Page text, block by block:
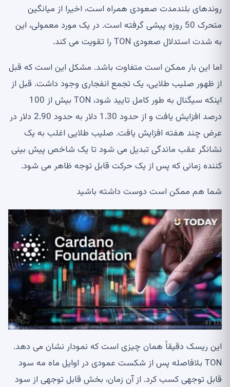
روندهای بلندمدت صعودی همراه است، اخیرا از میانگین
متحرک 50 روزه پیشی گرفته است. در یک مورد معمولی، این
به شدت استدلال صعودی TON را تقویت می کند.
اما این بار ممکن است متفاوت باشد. مشکل این است که قبل
از ظهور صلیب طلایی، یک تجمع انفجاری وجود داشت. قبل از
اینکه سیگنال به طور کامل تایید شود، TON بیش از 100
درصد افزایش یافت و از حدود 1.30 دلار به حدود 2.90 دلار در
عرض چند هفته افزایش یافت. صلیب طلایی اغلب به یک
نشانگر عقب ماندگی تبدیل می شود تا یک شاخص پیش بینی
کننده زمانی که پس از یک حرکت قابل توجه ظاهر می شود.
شما هم ممکن است دوست داشته باشید
این ریسک دقیقاً همان چیزی است که نمودار نشان می دهد.
TON بلافاصله پس از شکست عمودی در اوایل ماه مه سود
قابل توجهی کسب کرد. از آن زمان، بخش قابل توجهی از سود